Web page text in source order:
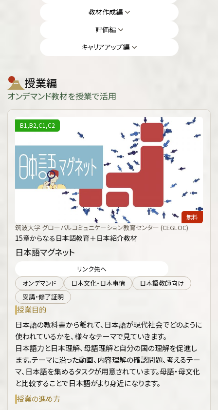
教材作成編
評価編
キャリアアップ編
授業編
オンデマンド教材を授業で活用
B1,B2,C1,C2
無料
筑波大学 グローバルコミュニケーション教育センター (CEGLOC)
15章からなる日本語教育＋日本紹介教材
日本語マグネット
リンク先へ
オンデマンド
日本文化・日本事情
日本語教師向け
受講・修了証明
授業目的
日本語の教科書から離れて、日本語が現代社会でどのように
使われているかを、様々なテーマで見ていきます。
日本語力と日本理解、母語理解と自分の国の理解を促進し
ます。テーマに沿った動画、内容理解の確認問題、考えるテー
マ、日本語を集めるタスクが用意されています。母語・母文化
と比較することで日本語がより身近になります。
授業の進め方